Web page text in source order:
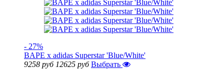
- 27%
BAPE x adidas Superstar 'Blue/White'
9258 руб 12625 руб Выбрать